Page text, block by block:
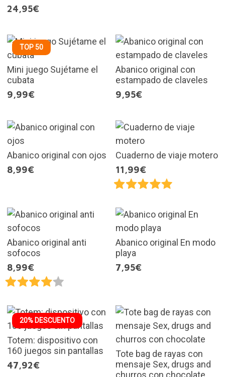
24,95€
TOP 50
Mini juego Sujétame el
cubata
9,99€
Abanico original con
estampado de claveles
9,95€
Abanico original con ojos
8,99€
Cuaderno de viaje motero
11,99€
Abanico original anti
sofocos
8,99€
Abanico original En modo
playa
7,95€
20% DESCUENTO
Totem: dispositivo con
160 juegos sin pantallas
47,92€
Tote bag de rayas con
mensaje Sex, drugs and
churros con chocolate